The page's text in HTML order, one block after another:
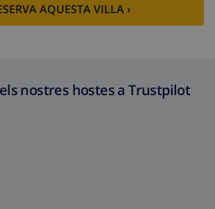
113,75 USD
AQUESTA VILLA ›
nostres hostes a Trustpilot